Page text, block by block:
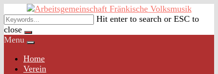
to
content
Hit enter to search or ESC to
close
Menu
Home
Verein